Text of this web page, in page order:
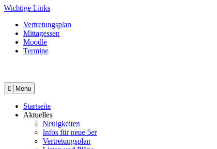
Skip
content
Wichtige Links
Vertretungsplan
Mittagessen
Moodle
Termine
Menu
Startseite
Aktuelles
Neuigkeiten
Infos für neue 5er
Vertretungsplan